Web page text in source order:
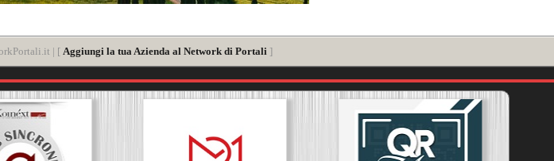
| [ Aggiungi la tua Azienda al Network di Portali ]